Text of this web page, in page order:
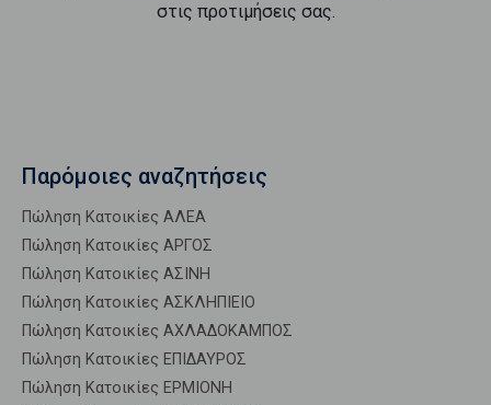
στις προτιμήσεις σας.
Παρόμοιες αναζητήσεις
Πώληση Κατοικίες ΑΛΕΑ
Πώληση Κατοικίες ΑΡΓΟΣ
Πώληση Κατοικίες ΑΣΙΝΗ
Πώληση Κατοικίες ΑΣΚΛΗΠΙΕΙΟ
Πώληση Κατοικίες ΑΧΛΑΔΟΚΑΜΠΟΣ
Πώληση Κατοικίες ΕΠΙΔΑΥΡΟΣ
Πώληση Κατοικίες ΕΡΜΙΟΝΗ